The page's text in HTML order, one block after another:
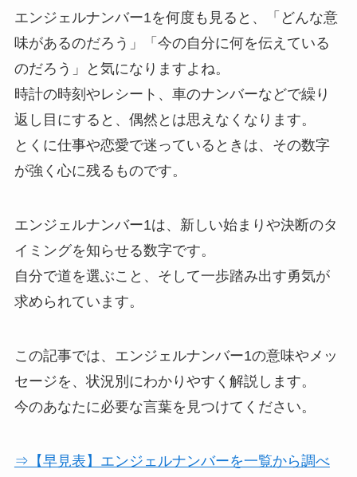
エンジェルナンバー1を何度も見ると、「どんな意
味があるのだろう」「今の自分に何を伝えている
のだろう」と気になりますよね。
時計の時刻やレシート、車のナンバーなどで繰り
返し目にすると、偶然とは思えなくなります。
とくに仕事や恋愛で迷っているときは、その数字
が強く心に残るものです。
エンジェルナンバー1は、新しい始まりや決断のタ
イミングを知らせる数字です。
自分で道を選ぶこと、そして一歩踏み出す勇気が
求められています。
この記事では、エンジェルナンバー1の意味やメッ
セージを、状況別にわかりやすく解説します。
今のあなたに必要な言葉を見つけてください。
⇒【早見表】エンジェルナンバーを一覧から調べ